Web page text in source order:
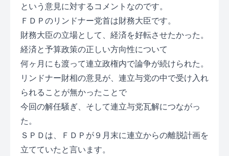
という意見に対するコメントなのです。
ＦＤＰのリンドナー党首は財務大臣です。
財務大臣の立場として、経済を好転させたかった。
経済と予算政策の正しい方向性について
何ヶ月にも渡って連立政権内で論争が続けられた。
リンドナー財相の意見が、連立与党の中で受け入れ
られることが無かったことで
今回の解任騒ぎ、そして連立与党瓦解につながっ
た。
ＳＰＤは、ＦＤＰが９月末に連立からの離脱計画を
立てていたと言います。